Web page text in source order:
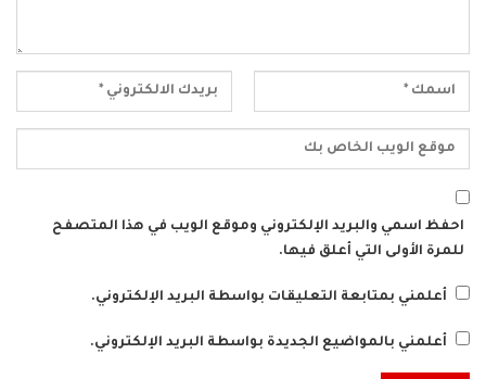
احفظ اسمي والبريد الإلكتروني وموقع الويب في هذا المتصفح
للمرة الأولى التي أعلق فيها.
أعلمني بمتابعة التعليقات بواسطة البريد الإلكتروني.
أعلمني بالمواضيع الجديدة بواسطة البريد الإلكتروني.